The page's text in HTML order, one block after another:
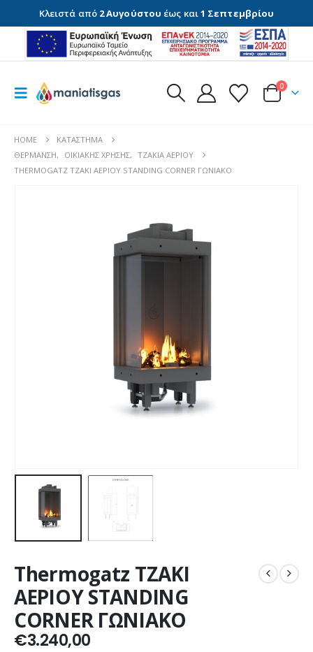
Κλειστά από 2 Αυγούστου έως και1 Σεπτεμβρίου
0
HOME
ΚΑΤΆΣΤΗΜΑ
ΘΈΡΜΑΝΣΗ, ΟΙΚΙΑΚΉΣ ΧΡΉΣΗΣ, ΤΖΆΚΙΑ ΑΕΡΊΟΥ
THERMOGATZ ΤΖΑΚΙ ΑΕΡΙΟΥ STANDING CORNER ΓΩΝΙΑΚΟ
Thermogatz ΤΖΑΚΙ
ΑΕΡΙΟΥ STANDING
CORNER ΓΩΝΙΑΚΟ
€3.240,00